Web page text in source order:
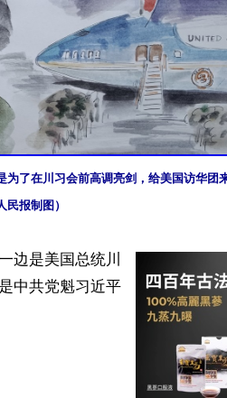
了在川习会前高调亮剑，给美国访华团
民报制图）
边是美国总统川
中共党魁习近平